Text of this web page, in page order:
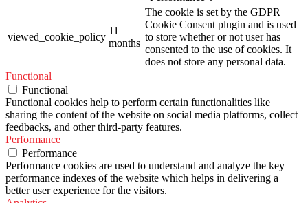
viewed_cookie_policy
11
months
The cookie is set by the GDPR
Cookie Consent plugin and is used
to store whether or not user has
consented to the use of cookies. It
does not store any personal data.
Functional
Functional
Functional cookies help to perform certain functionalities like
sharing the content of the website on social media platforms, collect
feedbacks, and other third-party features.
Performance
Performance
Performance cookies are used to understand and analyze the key
performance indexes of the website which helps in delivering a
better user experience for the visitors.